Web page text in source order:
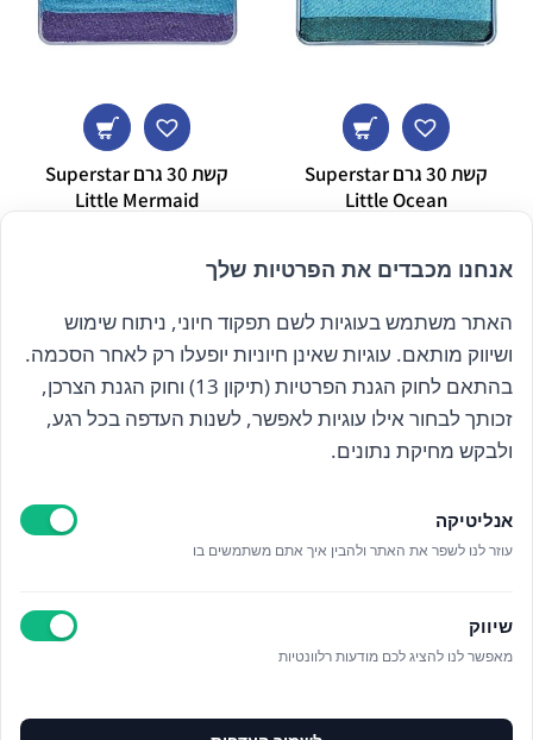
קשת 30 גרם Superstar
Little Ocean
קשת 30 גרם Superstar
Little Mermaid
הרשם לניוזלטר שלנו
קראתי ואני מאשר/ת את
כל הזכויות שמורות אנה ויסטריך
ניהול מידע אישי
אנחנו מכבדים את הפרטיות שלך
האתר משתמש בעוגיות לשם תפקוד חיוני, ניתוח שימוש
ושיווק מותאם. עוגיות שאינן חיוניות יופעלו רק לאחר הסכמה.
בהתאם לחוק הגנת הפרטיות (תיקון 13) וחוק הגנת הצרכן,
זכותך לבחור אילו עוגיות לאפשר, לשנות העדפה בכל רגע,
ולבקש מחיקת נתונים.
אנליטיקה
עוזר לנו לשפר את האתר ולהבין איך אתם משתמשים בו
שיווק
מאפשר לנו להציג לכם מודעות רלוונטיות